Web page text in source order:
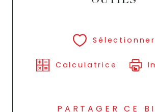
Sélectionner
Calculatrice
PARTAGER CE